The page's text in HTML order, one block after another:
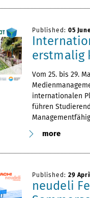
Published: 05
erstmalig
Vom 25. bis 29.
internationalen
führen
more
Published: 29
neudeli